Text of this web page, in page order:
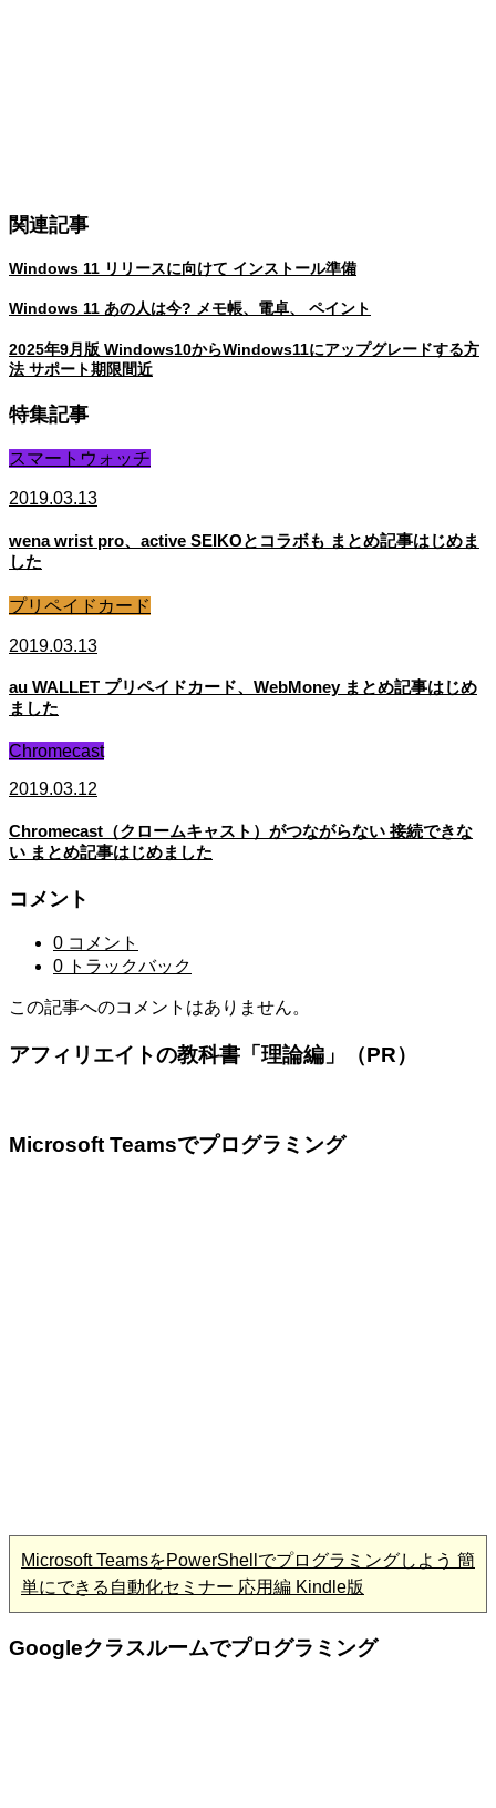
関連記事
Windows 11 リリースに向けて インストール準備
Windows 11 あの人は今? メモ帳、電卓、 ペイント
2025年9月版 Windows10からWindows11にアップグレードする方
法 サポート期限間近
特集記事
スマートウォッチ
2019.03.13
wena wrist pro、active SEIKOとコラボも まとめ記事はじめま
した
プリペイドカード
2019.03.13
au WALLET プリペイドカード、WebMoney まとめ記事はじめ
ました
Chromecast
2019.03.12
Chromecast（クロームキャスト）がつながらない 接続できな
い まとめ記事はじめました
コメント
0 コメント
0 トラックバック
この記事へのコメントはありません。
アフィリエイトの教科書「理論編」（PR）
Microsoft Teamsでプログラミング
Microsoft TeamsをPowerShellでプログラミングしよう 簡
単にできる自動化セミナー 応用編 Kindle版
Googleクラスルームでプログラミング